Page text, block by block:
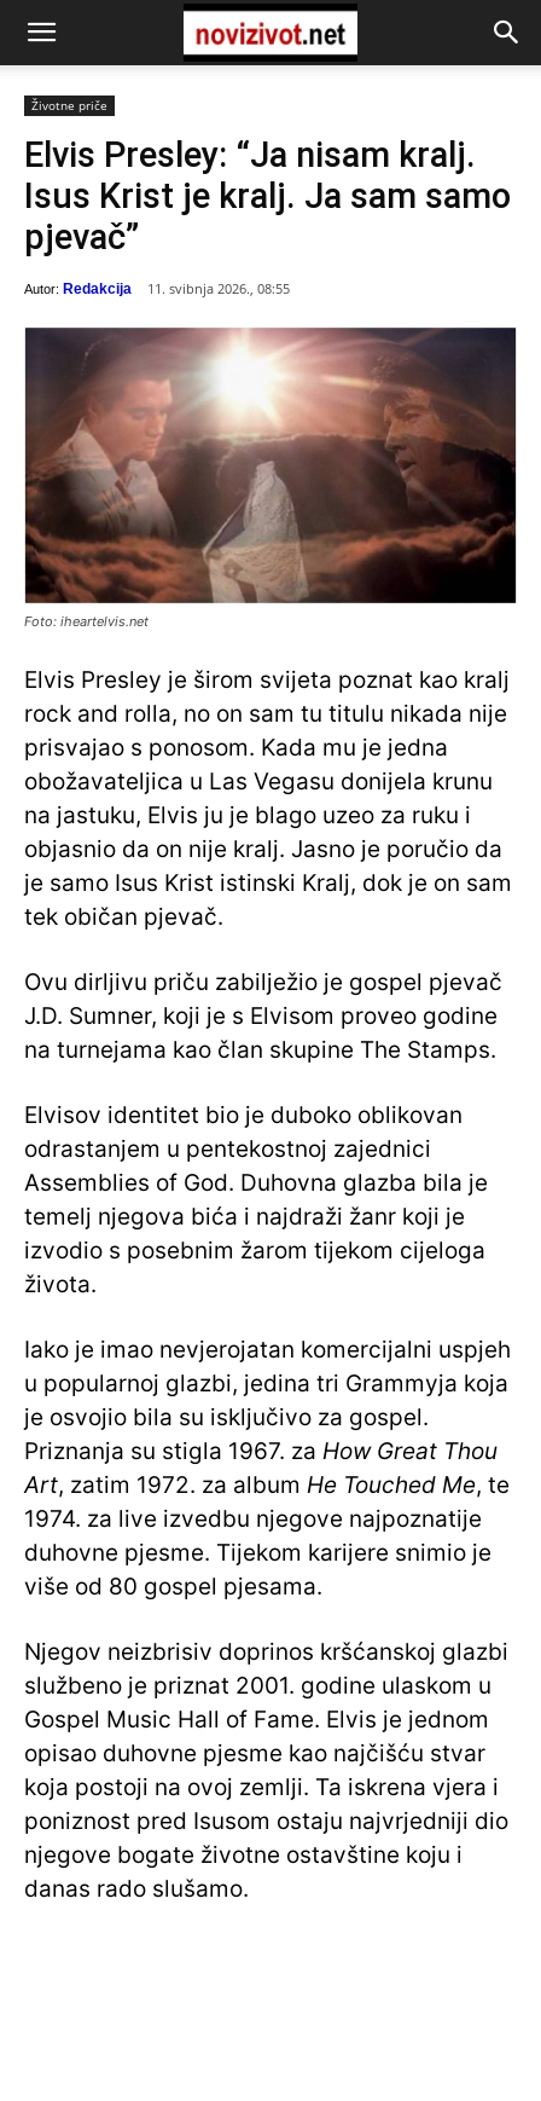
Životne priče
Elvis Presley: “Ja nisam kralj.
Isus Krist je kralj. Ja sam samo
pjevač”
Autor: Redakcija 11. svibnja 2026., 08:55
Foto: iheartelvis.net
Elvis Presley je širom svijeta poznat kao kralj
rock and rolla, no on sam tu titulu nikada nije
prisvajao s ponosom. Kada mu je jedna
obožavateljica u Las Vegasu donijela krunu
na jastuku, Elvis ju je blago uzeo za ruku i
objasnio da on nije kralj. Jasno je poručio da
je samo Isus Krist istinski Kralj, dok je on sam
tek običan pjevač.
Ovu dirljivu priču zabilježio je gospel pjevač
J.D. Sumner, koji je s Elvisom proveo godine
na turnejama kao član skupine The Stamps.
Elvisov identitet bio je duboko oblikovan
odrastanjem u pentekostnoj zajednici
Assemblies of God. Duhovna glazba bila je
temelj njegova bića i najdraži žanr koji je
izvodio s posebnim žarom tijekom cijeloga
života.
Iako je imao nevjerojatan komercijalni uspjeh
u popularnoj glazbi, jedina tri Grammyja koja
je osvojio bila su isključivo za gospel.
Priznanja su stigla 1967. za How Great Thou
Art, zatim 1972. za album He Touched Me, te
1974. za live izvedbu njegove najpoznatije
duhovne pjesme. Tijekom karijere snimio je
više od 80 gospel pjesama.
Njegov neizbrisiv doprinos kršćanskoj glazbi
službeno je priznat 2001. godine ulaskom u
Gospel Music Hall of Fame. Elvis je jednom
opisao duhovne pjesme kao najčišću stvar
koja postoji na ovoj zemlji. Ta iskrena vjera i
poniznost pred Isusom ostaju najvrjedniji dio
njegove bogate životne ostavštine koju i
danas rado slušamo.